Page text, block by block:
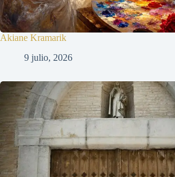
Akiane Kramarik
9 julio, 2026